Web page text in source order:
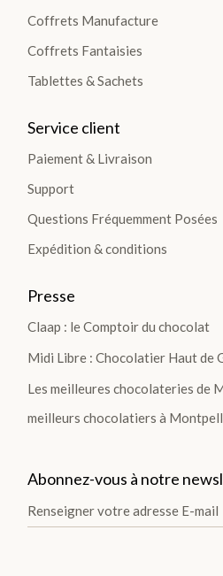
Coffrets Manufacture
Coffrets Fantaisies
Tablettes & Sachets
Service client
Paiement & Livraison
Support
Questions Fréquemment Posées
Expédition & conditions
Presse
Claap : le Comptoir du chocolat
Midi Libre : Chocolatier Haut de
Les meilleures chocolateries de
meilleurs chocolatiers à
Abonnez-vous à notre